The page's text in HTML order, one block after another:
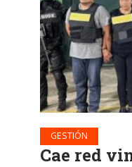
GESTIÓN
Cae red